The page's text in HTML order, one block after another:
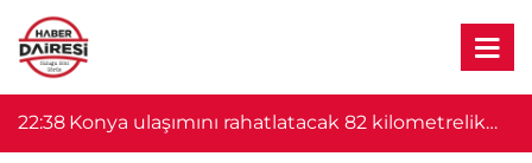
22:15Konya'da milyonluk soygun planı 24 saat
sürdü! Şüpheliler yakalandı